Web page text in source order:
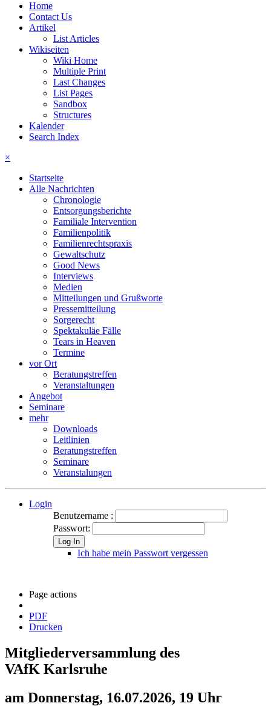
Home
Contact Us
Artikel
List Articles
Wikiseiten
Wiki Home
Multiple Print
Last Changes
List Pages
Sandbox
Structures
Kalender
Search Index
×
Startseite
Alle Nachrichten
Chronologie
Entsorgungsberichte
Familiale Intervention
Familienpolitik
Familienrechtspraxis
Gewaltschutz
Good News
Interviews
Medien
Mitteilungen und Grußworte
Pressemitteilung
Sorgerecht
Spektakuläe Fälle
Tears in Heaven
Termine
vor Ort
Beratungstreffen
Veranstaltungen
Angebot
Seminare
mehr
Downloads
Leitlinien
Beratungstreffen
Seminare
Veranstalungen
Login
Benutzername :
Passwort:
Log In
Ich habe mein Passwort vergessen
Page actions
PDF
Drucken
Mitgliederversammlung des
VAfK Karlsruhe
am Donnerstag, 16.07.2026, 19 Uhr